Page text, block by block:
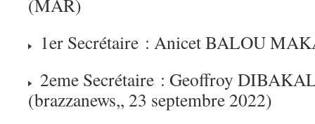
(MAR)
1er Secrétaire : Anicet BALOU
2eme Secrétaire : Geoffroy
(brazzanews,, 23 septembre 2022)